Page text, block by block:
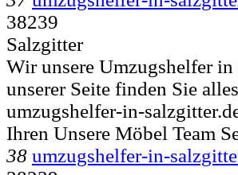
38239
Salzgitter
Wir unsere Umzugshelfer
unserer Seite finden Sie
umzugshelfer-in-
Ihren Unsere Möbel Team
38 umzugshelfer-in-